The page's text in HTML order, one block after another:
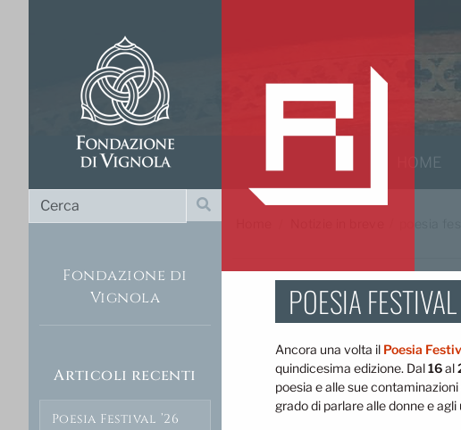
HOME
Cerca
Fondazione di
Vignola
Articoli recenti
Poesia Festival ’26
POESIA FESTIVAL
Ancora una volta il Poesia
quindicesima edizione. Dal16al
poesia e alle sue
grado di parlare alle donne e